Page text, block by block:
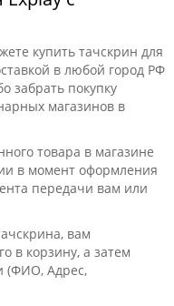
купить тачскрин для
в любой город РФ
забрать покупку
магазинов в
товара в магазине
в момент оформления
передачи вам или
вам
в корзину, а затем
(ФИО, Адрес,